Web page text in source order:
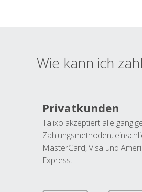
Wie kann ich
Privatkunden
Talixo akzeptiert alle
Zahlungsmethoden,
MasterCard, Visa und
Express.